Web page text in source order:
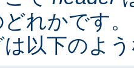
どれかです
以下のよ